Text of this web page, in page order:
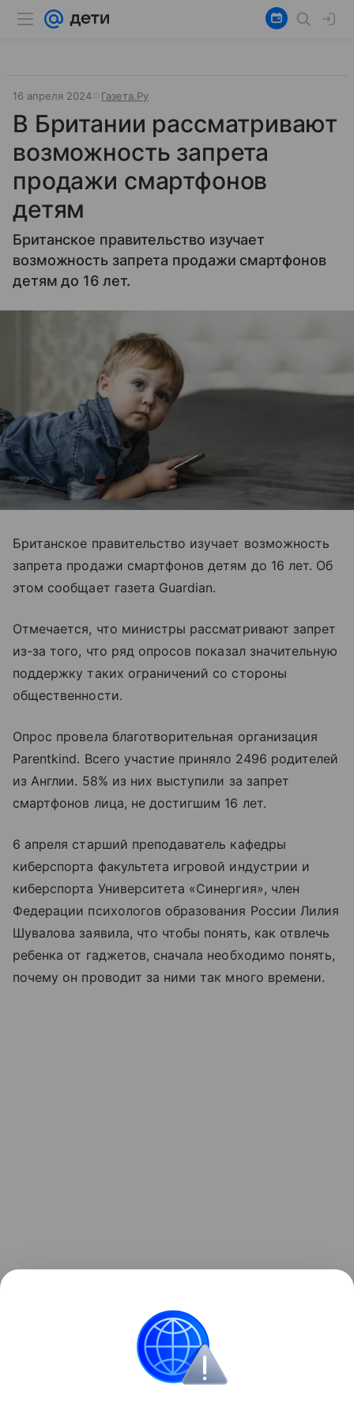
16 апреля 2024 Газета.Ру
В Британии рассматривают
возможность запрета
продажи смартфонов
детям
Британское правительство изучает
возможность запрета продажи смартфонов
детям до 16 лет.
Британское правительство изучает возможность
запрета продажи смартфонов детям до 16 лет. Об
этом сообщает газета Guardian.
Отмечается, что министры рассматривают запрет
из-за того, что ряд опросов показал значительную
поддержку таких ограничений со стороны
общественности.
Опрос провела благотворительная организация
Parentkind. Всего участие приняло 2496 родителей
из Англии. 58% из них выступили за запрет
смартфонов лица, не достигшим 16 лет.
6 апреля старший преподаватель кафедры
киберспорта факультета игровой индустрии и
киберспорта Университета «Синергия», член
Федерации психологов образования России Лилия
Шувалова заявила, что чтобы понять, как отвлечь
ребенка от гаджетов, сначала необходимо понять,
почему он проводит за ними так много времени.
Как научить ребенка играть
самостоятельно: 4 лайфхака